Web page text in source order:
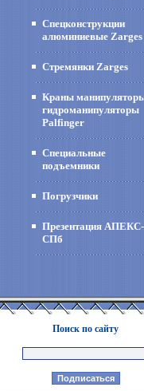
Спецконструкции
алюминиевые Zarges
Стремянки Zarges
Краны
гидроманипуляторы
Palfinger
Специальные
подъемники
Погрузчики
Презентация АПЕКС-
СПб
Поиск по сайту